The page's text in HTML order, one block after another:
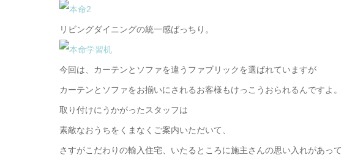
リビングダイニングの統一感ばっちり。
今回は、カーテンとソファを違うファブリックを選ばれていますが
カーテンとソファをお揃いにされるお客様もけっこうおられるんですよ。
取り付けにうかがったスタッフは
素敵なおうちをくまなくご案内いただいて、
さすがこだわりの輸入住宅、いたるところに施主さんの思い入れがあって